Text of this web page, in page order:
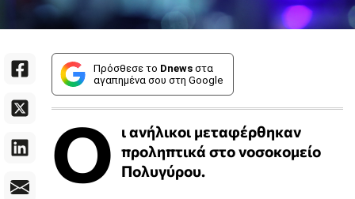
Πρόσθεσε το Dnews στα
αγαπημένα σου στη Google
Ο ι ανήλικοι μεταφέρθηκαν
προληπτικά στο νοσοκομείο
Πολυγύρου.